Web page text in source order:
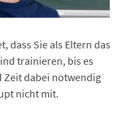
dass Sie als Eltern das
trainieren, bis es
Zeit dabei notwendig
nicht mit.